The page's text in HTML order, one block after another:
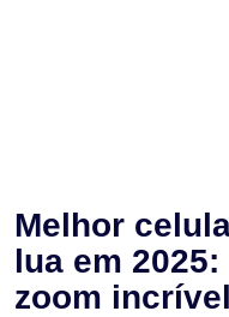
Melhor
lua em
zoom incrível